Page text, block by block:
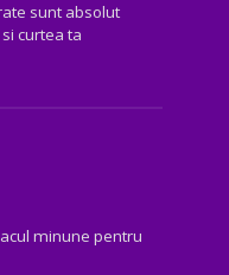
sunt absolut
curtea ta
minune pentru